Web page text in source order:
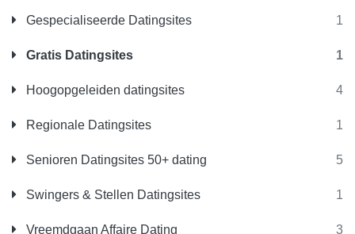
Gespecialiseerde Datingsites 1
Gratis Datingsites 1
Hoogopgeleiden datingsites 4
Regionale Datingsites 1
Senioren Datingsites 50+ dating 5
Swingers & Stellen Datingsites 1
Vreemdgaan Affaire Dating 3